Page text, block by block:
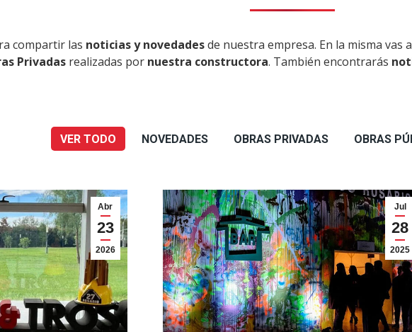
compartir las noticias y novedadesde nuestra empresa. En la misma
Privadas realizadas por nuestra constructora. También encontrarás
VER TODO NOVEDADES OBRAS PRIVADAS OBRAS
Abr
23
2026
Jul
28
2025